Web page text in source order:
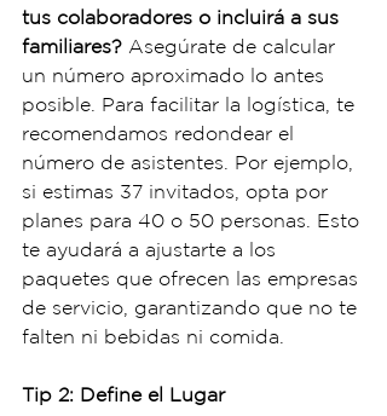
tus colaboradores o incluirá a sus
familiares? Asegúrate de calcular
un número aproximado lo antes
posible. Para facilitar la logística, te
recomendamos redondear el
número de asistentes. Por ejemplo,
si estimas 37 invitados, opta por
planes para 40 o 50 personas. Esto
te ayudará a ajustarte a los
paquetes que ofrecen las empresas
de servicio, garantizando que no te
falten ni bebidas ni comida.
Tip 2: Define el Lugar